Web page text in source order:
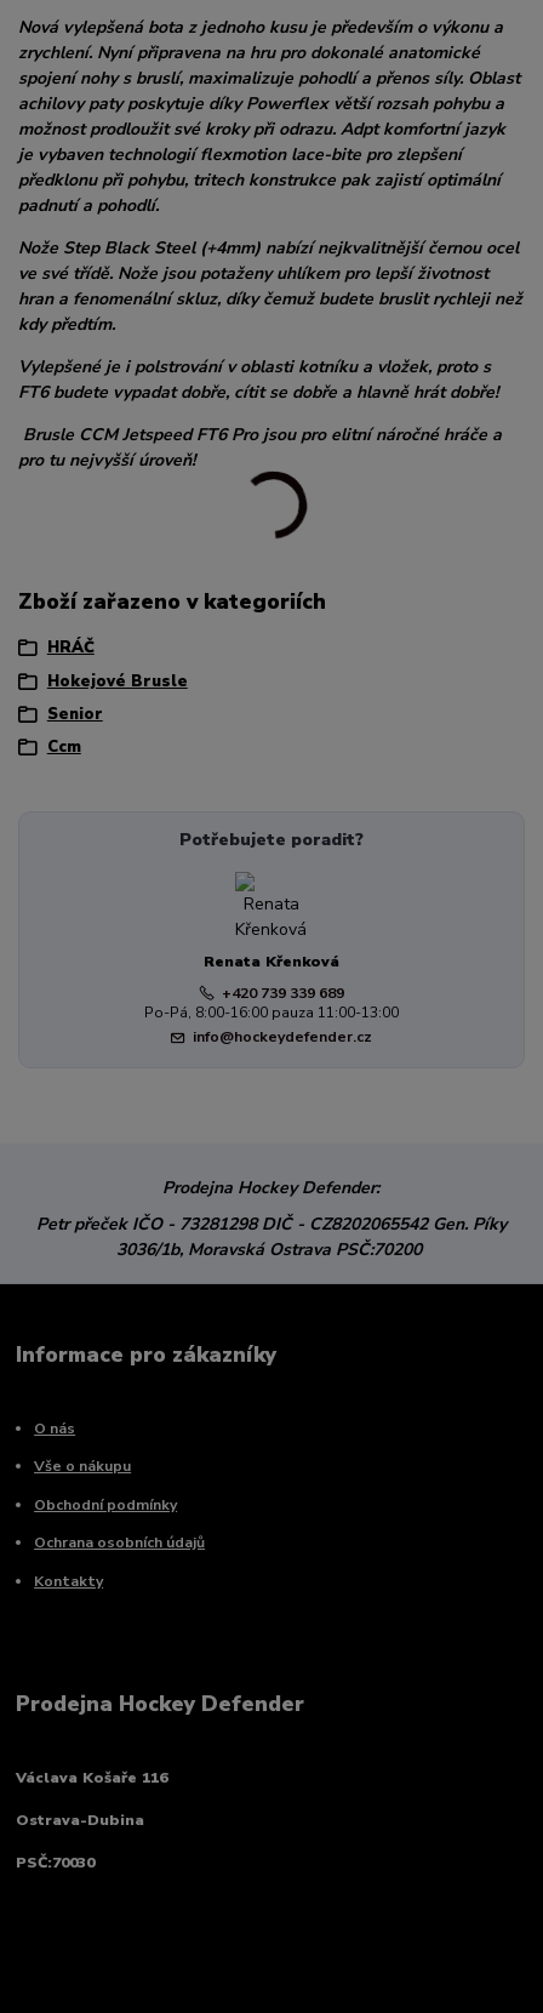
Nová vylepšená bota z jednoho kusu je především o výkonu a
zrychlení. Nyní připravena na hru pro dokonalé anatomické
spojení nohy s bruslí, maximalizuje pohodlí a přenos síly. Oblast
achilovy paty poskytuje díky Powerflex větší rozsah pohybu a
možnost prodloužit své kroky při odrazu. Adpt komfortní jazyk
je vybaven technologií flexmotion lace-bite pro zlepšení
předklonu při pohybu, tritech konstrukce pak zajistí optimální
padnutí a pohodlí.
Nože Step Black Steel (+4mm) nabízí nejkvalitnější černou ocel
ve své třídě. Nože jsou potaženy uhlíkem pro lepší životnost
hran a fenomenální skluz, díky čemuž budete bruslit rychleji než
kdy předtím.
Vylepšené je i polstrování v oblasti kotníku a vložek, proto s
FT6 budete vypadat dobře, cítit se dobře a hlavně hrát dobře!
Brusle CCM Jetspeed FT6 Pro jsou pro elitní náročné hráče a
pro tu nejvyšší úroveň!
Zboží zařazeno v kategoriích
HRÁČ
Hokejové Brusle
Senior
Ccm
Potřebujete poradit?
Renata Křenková
+420 739 339 689
Po-Pá, 8:00-16:00 pauza 11:00-13:00
info@hockeydefender.cz
Prodejna Hockey Defender:
Petr přeček IČO - 73281298DIČ - CZ8202065542 Gen. Píky
3036/1b, Moravská Ostrava PSČ:70200
Informace pro zákazníky
O nás
Vše o nákupu
Obchodní podmínky
Ochrana osobních údajů
Kontakty
Prodejna Hockey Defender
Václava Košaře 116
Ostrava-Dubina
PSČ:70030